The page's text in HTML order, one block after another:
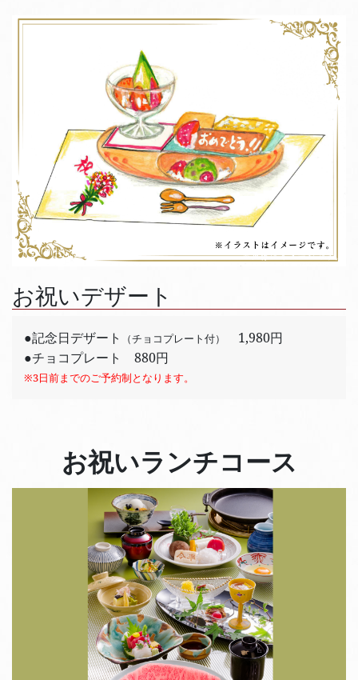
お祝いデザート
●記念日デザート （チョコプレート付）
1,980円
●チョコプレート 880円
※3日前までのご予約制となります。
お祝いランチコース